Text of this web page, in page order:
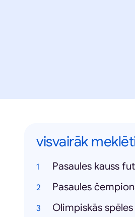
visvairāk
Pasaules kauss
Pasaules
Olimpiskās spēles